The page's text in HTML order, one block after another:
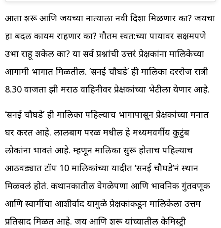
आता शरू आणि जयच्या नात्याला नवी दिशा मिळणार का? जयचा
हा बदल कायम राहणार का? गौतम स्वत:च्या पायावर सक्षमपणे
उभा राहू शकेल का? या सर्व प्रश्नांची उत्तरं प्रेक्षकांना मालिकेच्या
आगामी भागात मिळतील. ‘सनई चौघडे’ ही मालिका दररोज रात्री
8.30 वाजता झी मराठी वाहिनीवर प्रेक्षकांच्या भेटीला येणार आहे.
‘सनई चौघडे’ ही मालिका पहिल्याच भागापासून प्रेक्षकांच्या मनात
घर करत आहे. लालबाग परळ मधील हे मध्यमवर्गीय कुटुंब
लोकांना भावतं आहे. म्हणून मालिका सुरू होताच पहिल्याच
आठवड्यात टॉप 10 मालिकांच्या यादीत ‘सनई चौघडे’नं स्थान
मिळवलं होतं. कथानकातील वेगळेपणा आणि भावनिक गुंतवणूक
आणि स्वामींचा आशीर्वाद यामुळे प्रेक्षकांकडून मालिकेला उत्तम
प्रतिसाद मिळत आहे. जय आणि शरू यांच्यातील केमिस्ट्री